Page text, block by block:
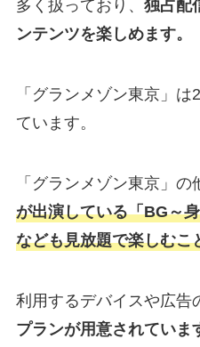
多く扱っており、 独占配
ンテンツを楽しめます。
「グランメゾン東京」
ています。
「グランメゾン東京」の
が出演している「BG～
なども見放題で楽しむこ
利用するデバイスや広告
プランが用意されていま